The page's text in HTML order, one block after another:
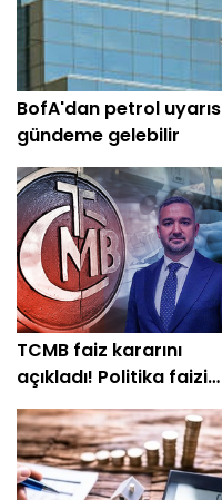
BofA'dan petrol
gündeme gelebilir
TCMB faiz kararını
açıkladı! Politika faizi
sabit bırakıldı